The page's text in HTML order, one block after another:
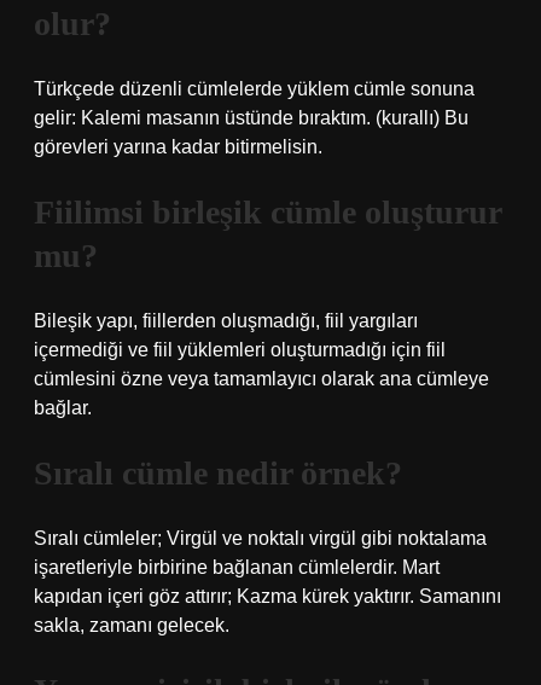
olur?
Türkçede düzenli cümlelerde yüklem cümle sonuna
gelir: Kalemi masanın üstünde bıraktım. (kurallı) Bu
görevleri yarına kadar bitirmelisin.
Fiilimsi birleşik cümle oluşturur
mu?
Bileşik yapı, fiillerden oluşmadığı, fiil yargıları
içermediği ve fiil yüklemleri oluşturmadığı için fiil
cümlesini özne veya tamamlayıcı olarak ana cümleye
bağlar.
Sıralı cümle nedir örnek?
Sıralı cümleler; Virgül ve noktalı virgül gibi noktalama
işaretleriyle birbirine bağlanan cümlelerdir. Mart
kapıdan içeri göz attırır; Kazma kürek yaktırır. Samanını
sakla, zamanı gelecek.